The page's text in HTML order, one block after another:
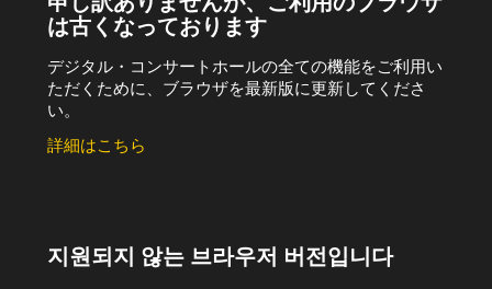
は古くなっております
デジタル・コンサートホールの全ての機能をご利用い
ただくために、ブラウザを最新版に更新してくださ
い。
詳細はこちら
지원되지 않는 브라우저 버전입니다